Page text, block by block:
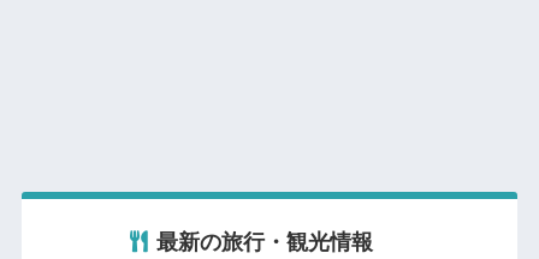
最新の旅行・観光情報